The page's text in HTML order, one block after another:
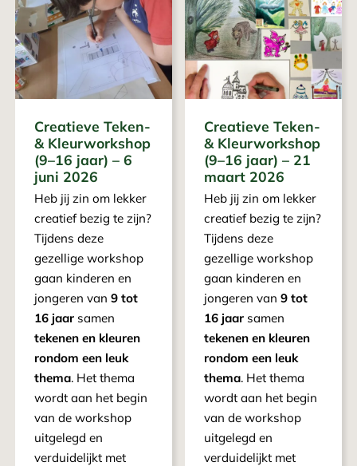
Creatieve Teken-
& Kleurworkshop
(9–16 jaar) – 6
juni 2026
Heb jij zin om lekker
creatief bezig te zijn?
Tijdens deze
gezellige workshop
gaan kinderen en
jongeren van9 tot
16 jaar samen
tekenen en kleuren
rondom een leuk
thema. Het thema
wordt aan het begin
van de workshop
uitgelegd en
verduidelijkt met
Creatieve Teken-
& Kleurworkshop
(9–16 jaar) – 21
maart 2026
Heb jij zin om lekker
creatief bezig te zijn?
Tijdens deze
gezellige workshop
gaan kinderen en
jongeren van 9 tot
16 jaar samen
tekenen en kleuren
rondom een leuk
thema. Het thema
wordt aan het begin
van de workshop
uitgelegd en
verduidelijkt met